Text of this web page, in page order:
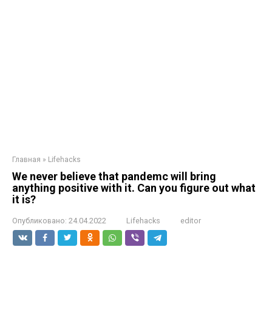
Главная » Lifehacks
We never believe that pandemc will bring
anything positive with it. Can you figure out what
it is?
Опубликовано: 24.04.2022 Lifehacks editor